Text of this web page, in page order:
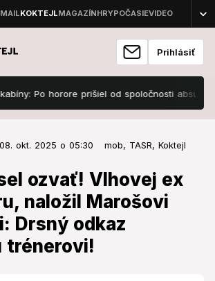
Prihlásiť
horore prišiel od spoločnosti absurdný e-mail!
08. okt. 2025 o 05:30 mob, TASR, Koktejl
ozvať! Vlhovej ex
naložil Marošovi
Drsný odkaz
trénerovi!
08. okt. 2025 o 05:30
ozvať! Vlhovej ex
naložil Marošovi
odkaz známemu